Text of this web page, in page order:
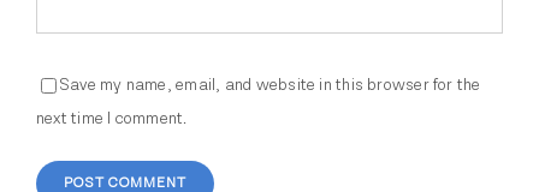
Save my name, email, and website in this browser for the
next time I comment.